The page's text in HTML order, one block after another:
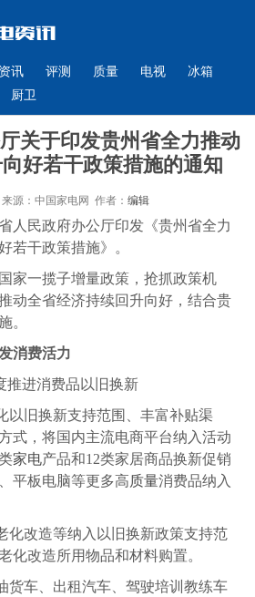
资讯 评测 质量 电视
冰箱
厨卫
关于印发贵州省全力推动
好若干政策措施的通知
源：中国家电网 作者： 编辑
民政府办公厅印发 《贵州省全力
若干政策措施》。
一揽子增量政策，抢抓政策机
动全省经济持续回升向好，结合贵
。
费活力
进消费品以旧换新
旧换新支持范围、丰富补贴渠
式，将国内主流电商平台纳入活动
家电产品和12类家居商品换新促销
、平板电脑等更多高质量消费品纳入
改造等纳入以旧换新政策支持范
化改造所用物品和材料购置。
车、出租汽车、驾驶培训教练车